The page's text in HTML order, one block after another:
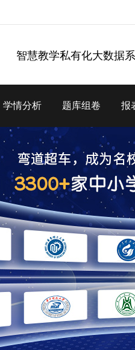
智慧教学私有化大数据
学情分析 题库组卷 报